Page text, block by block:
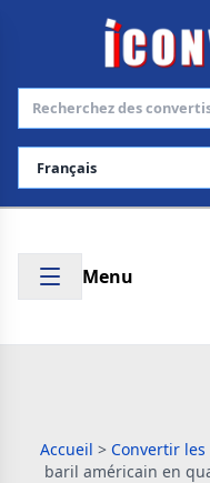
Choisir la langue
Menu
Accueil > Convertir les
baril américain en